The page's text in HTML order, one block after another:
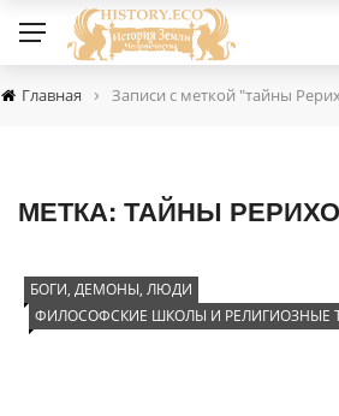
Главная › Записи с меткой "тайны
МЕТКА: ТАЙНЫ
БОГИ, ДЕМОНЫ, ЛЮДИ
ФИЛОСОФСКИЕ ШКОЛЫ И РЕЛИГИОЗНЫЕ